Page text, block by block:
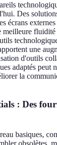
Des
écrans
meilleure
une
d'outils
adaptés peut
la
: Des
basiques,
obsolètes,